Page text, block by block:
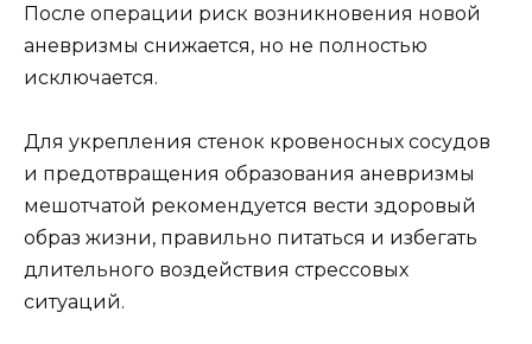
После операции риск возникновения новой
аневризмы снижается, но не полностью
исключается.
Для укрепления стенок кровеносных сосудов
и предотвращения образования аневризмы
мешотчатой рекомендуется вести здоровый
образ жизни, правильно питаться и избегать
длительного воздействия стрессовых
ситуаций.